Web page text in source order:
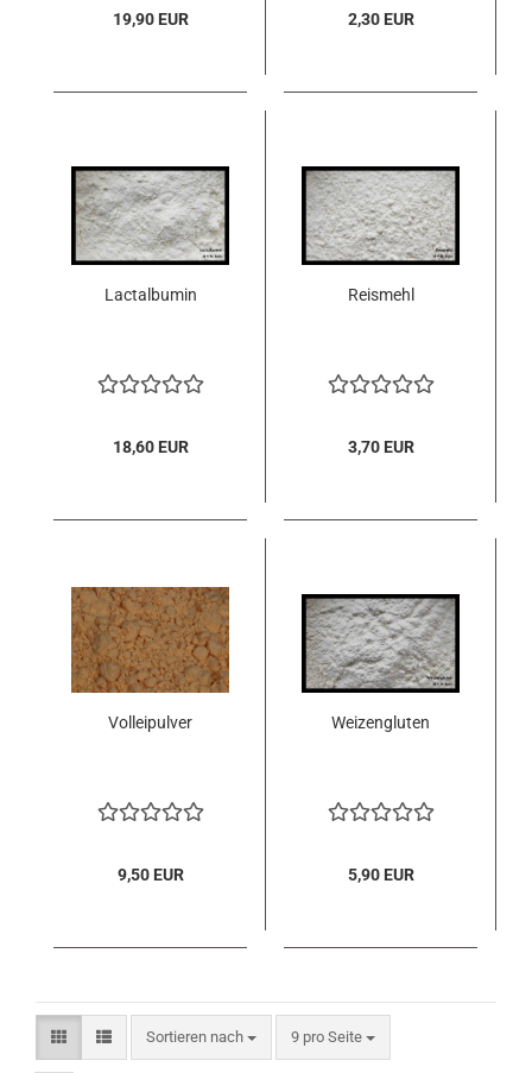
19,90 EUR 2,30 EUR
Lactalbumin
18,60 EUR
Reismehl
3,70 EUR
Volleipulver
9,50 EUR
Weizengluten
5,90 EUR
Sortieren nach
Sortieren nach 9 pro Seite
pro Seite